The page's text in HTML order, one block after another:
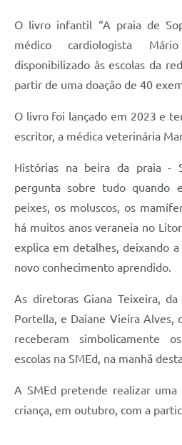
Serviços Online
Telefones Úteis
Agenda
Contato
O livro infantil “A praia de
médico cardiologista
disponibilizado às escolas da
partir de uma doação de 40
O livro foi lançado em 2023 e
escritor, a médica veterinária
Histórias na beira da praia -
pergunta sobre tudo quando
peixes, os moluscos, os
há muitos anos veraneia no
explica em detalhes, deixando
novo conhecimento aprendido.
As diretoras Giana Teixeira,
Portella, e Daiane Vieira Alves,
receberam simbolicamente
escolas na SMEd, na manhã
A SMEd pretende realizar uma
criança, em outubro, com a